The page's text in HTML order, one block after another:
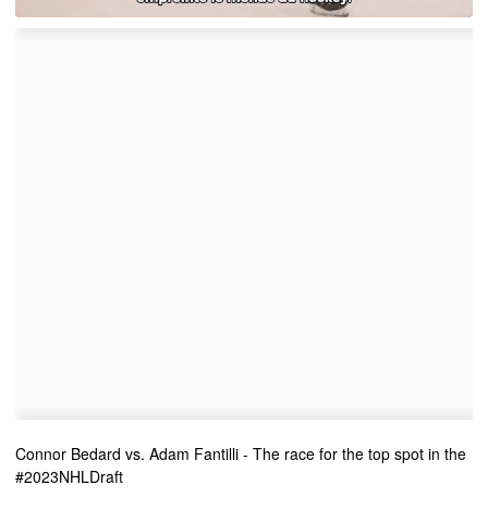
Connor Bedard vs. Adam Fantilli - The race for the top spot in the
#2023NHLDraft